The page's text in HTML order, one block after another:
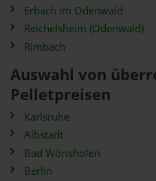
Erbach im Odenwald
Reichelsheim (Odenwald)
Rimbach
Auswahl von
Pelletpreisen
Karlsruhe
Albstadt
Bad Wörishofen
Berlin